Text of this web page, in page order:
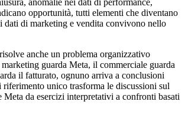
opportunità, tutti elementi che diventano
dati di marketing e vendita convivono nello
anche un problema organizzativo
guarda Meta, il commerciale guarda
il fatturato, ognuno arriva a conclusioni
unico trasforma le discussioni sul
Meta da esercizi interpretativi a confronti basati